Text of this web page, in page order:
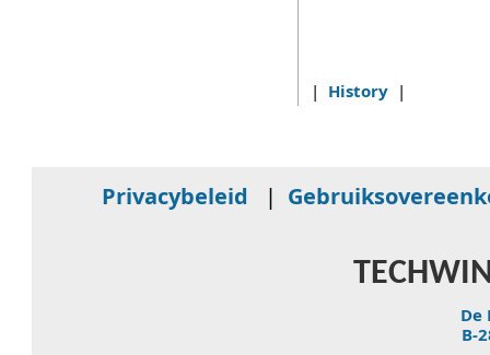
| History |
Privacybeleid |
De
B-